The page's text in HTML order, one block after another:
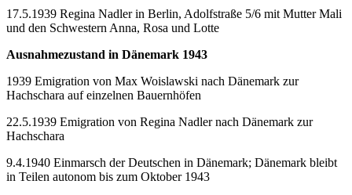
17.5.1939 Regina Nadler in Berlin, Adolfstraße 5/6 mit Mutter Mali
und den Schwestern Anna, Rosa und Lotte
Ausnahmezustand in Dänemark 1943
1939 Emigration von Max Woislawski nach Dänemark zur
Hachschara auf einzelnen Bauernhöfen
22.5.1939 Emigration von Regina Nadler nach Dänemark zur
Hachschara
9.4.1940 Einmarsch der Deutschen in Dänemark; Dänemark bleibt
in Teilen autonom bis zum Oktober 1943